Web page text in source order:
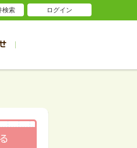
検索 ログイン